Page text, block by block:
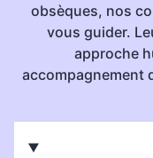
obsèques, nos
vous guider.
approche
accompagnement